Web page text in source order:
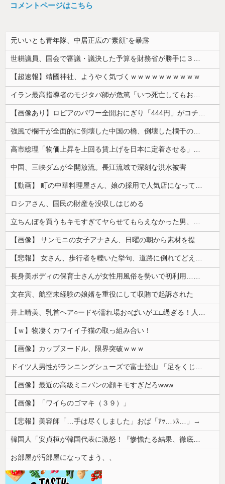
コメントページはこちら
元いいとも青年隊、中居正広の”素顔”を暴露
世耕議員、国会で審議・議決した予算を財務省が勝手に３兆円動かしていると指摘・問題視
【超速報】靖國神社、ようやく気づくｗｗｗｗｗｗｗｗｗｗ
イラン最高指導者のモジタバ師が危篤「いつ死亡してもおかしくない」…イラン大統領「意思疎通はかなり難しい」！
【画像あり】ロピアのパワー全開おにぎり「444円」がコチラｗｗｗｗｗ
強風で欄干が全面的に倒壊した中国の橋、倒壊した欄干の破片を調べると凄まじい事実が発覚して……
高市総理「物価上昇を上回る賃上げを日本に定着させる」⇒ 国家公務員月給3.51％増へ
中国、三峡ダムが全開放流。長江流域で深刻な洪水被害
【動画】 町の中華料理屋さん、娘の採用で人気店になってしまう
ロシアさん、国民の財産を没収しはじめる
立ちんぼを買うもキモすぎてヤらせてもらえなかった男、代わりの足コキでまさかの大量身寸米青ｗｗｗ
【画像】 サンモニの女子アナさん、日曜の朝から素材を提供してしまう
【悲報】 女さん、歩行者を轢いた挙句、道路に倒れてどえらいことになってしまうw w w w w w w
長身美ボディの保育士さんが女性用風俗を勢いで初利用…子供に絶対見せられないメスの顔でイキまくり。
文在寅、航空未経験の娘婿を重役にして収賄で起訴された
井上晴美、乳首ヘア○ードや濡れ場お○ぱいがエ□過ぎる！人生最後のラスト写真集、最高！！
【ｗ】物凄くカワイイ子猫の取っ組み合い！
【画像】カップヌードル、限界突破ｗｗｗ
ドイツ人男性がランニングシューズで富士登山 「足をくじいて動けない」
【画像】最近の高級ミニバンの顔キモすぎだろwww
【画像】「ワイらのゴマキ（３９）」
【悲報】美容師「…手は尽くしました」おば「ｱｯ…ｯｽ…」→
韓国人「安貞桓が韓国代表に激怒！『惨憺たる結果、徹底的な刷新が必要だ』と監督や協会を痛烈批判」
お部屋が汚部屋になってまう、、